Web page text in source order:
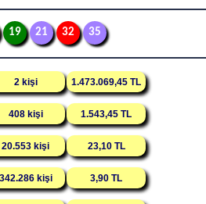
19 21 32 35
2 kişi 1.473.069,45 TL
408 kişi 1.543,45 TL
20.553 kişi 23,10 TL
342.286 kişi 3,90 TL